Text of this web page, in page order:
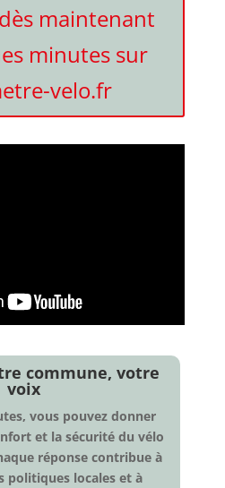
maintenant
minutes sur
velo.fr
commune, votre
voix
vous pouvez donner
et la sécurité du vélo
réponse contribue à
politiques locales et à